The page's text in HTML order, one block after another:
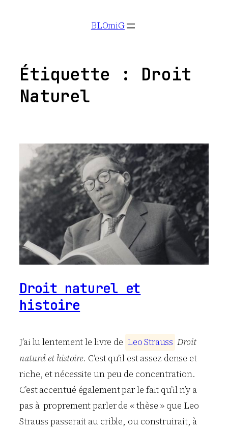
BLOmiG
Étiquette : Droit
Naturel
Droit naturel et
histoire
J’ai lu lentement le livre de LeoStrauss Droit
naturel et histoire. C’est qu’il est assez dense et
riche, et nécessite un peu de concentration.
C’est accentué également par le fait qu’il n’y a
pas à proprement parler de « thèse » que Leo
Strauss passerait au crible, ou construirait, à